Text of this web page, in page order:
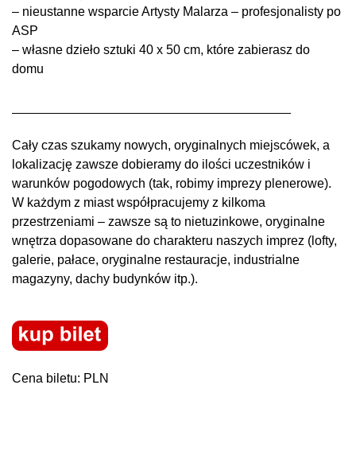
– nieustanne wsparcie Artysty Malarza – profesjonalisty po
ASP
– własne dzieło sztuki 40 x 50 cm, które zabierasz do
domu
Cały czas szukamy nowych, oryginalnych miejscówek, a
lokalizację zawsze dobieramy do ilości uczestników i
warunków pogodowych (tak, robimy imprezy plenerowe).
W każdym z miast współpracujemy z kilkoma
przestrzeniami – zawsze są to nietuzinkowe, oryginalne
wnętrza dopasowane do charakteru naszych imprez (lofty,
galerie, pałace, oryginalne restauracje, industrialne
magazyny, dachy budynków itp.).
Cena biletu: PLN